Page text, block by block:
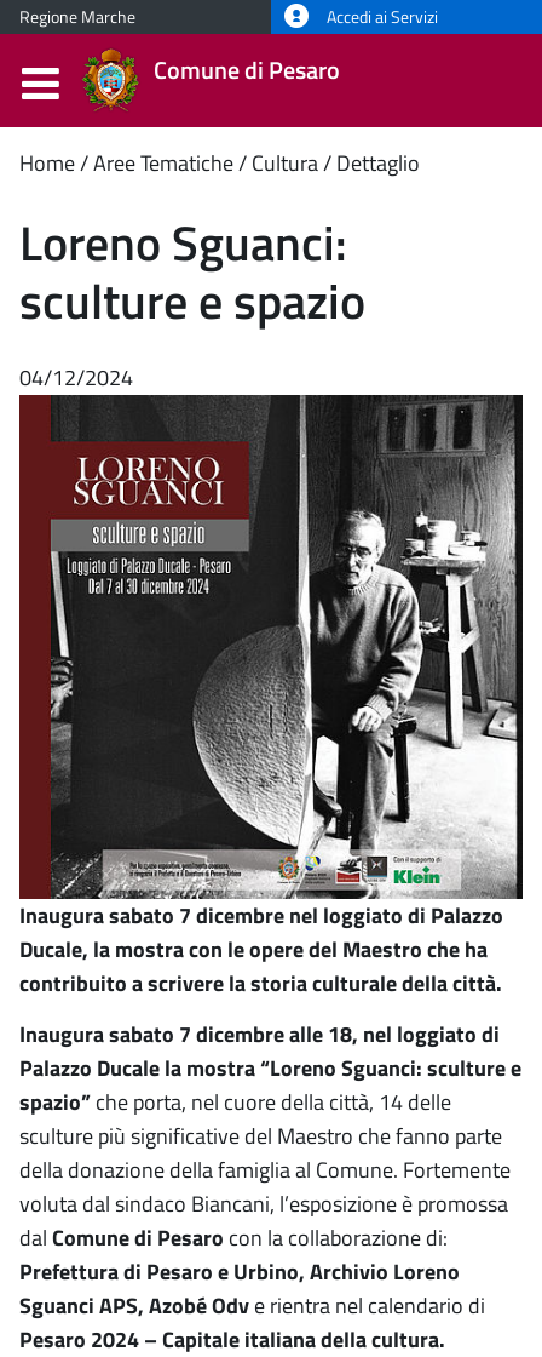
Regione Marche Accedi ai Servizi
Comune di Pesaro
Contenuto
principale
Home Aree Tematiche Cultura Dettaglio
Loreno Sguanci:
sculture e spazio
04/12/2024
Inaugura sabato 7 dicembre nel loggiato di Palazzo
Ducale, la mostra con le opere del Maestro che ha
contribuito a scrivere la storia culturale della città.
Inaugura sabato 7 dicembre alle 18, nel loggiato di
Palazzo Ducale la mostra “Loreno Sguanci: sculture e
spazio”che porta, nel cuore della città, 14 delle
sculture più significative del Maestro che fanno parte
della donazione della famiglia al Comune. Fortemente
voluta dal sindaco Biancani, l’esposizione è promossa
dalComune di Pesaro con la collaborazione di:
Prefettura di Pesaro e Urbino, Archivio Loreno
Sguanci APS, Azobé Odve rientra nel calendario di
Pesaro 2024 – Capitale italiana della cultura.